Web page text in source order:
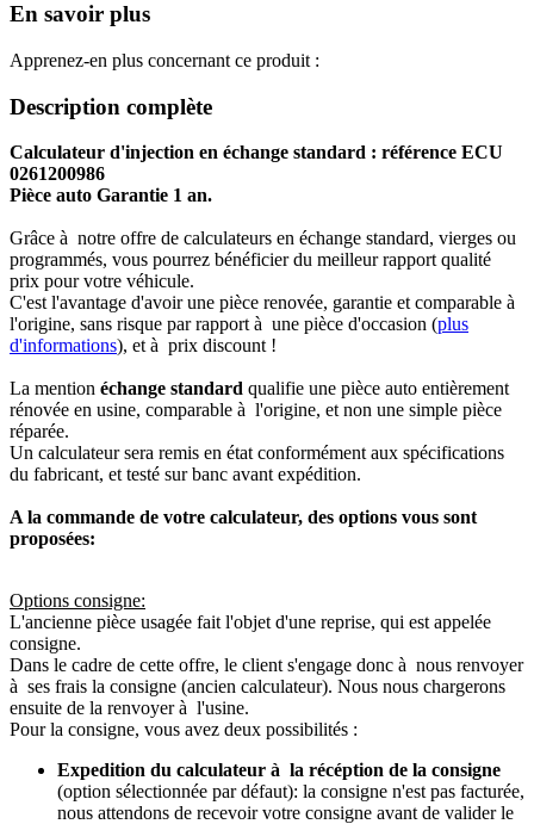
En savoir plus
Apprenez-en plus concernant ce produit :
Description complète
Calculateur d'injection en échange standard : référence ECU
0261200986
Pièce auto Garantie 1 an.
Grâce à notre offre de calculateurs en échange standard, vierges ou
programmés, vous pourrez bénéficier du meilleur rapport qualité
prix pour votre véhicule.
C'est l'avantage d'avoir une pièce renovée, garantie et comparable à
l'origine, sans risque par rapport à une pièce d'occasion (plus
d'informations), et à prix discount !
La mention échange standard qualifie une pièce auto entièrement
rénovée en usine, comparable à l'origine, et non une simple pièce
réparée.
Un calculateur sera remis en état conformément aux spécifications
du fabricant, et testé sur banc avant expédition.
A la commande de votre calculateur, des options vous sont
proposées:
Options consigne:
L'ancienne pièce usagée fait l'objet d'une reprise, qui est appelée
consigne.
Dans le cadre de cette offre, le client s'engage donc à nous renvoyer
à ses frais la consigne (ancien calculateur). Nous nous chargerons
ensuite de la renvoyer à l'usine.
Pour la consigne, vous avez deux possibilités :
Expedition du calculateur à la récéption de la consigne
(option sélectionnée par défaut): la consigne n'est pas facturée,
nous attendons de recevoir votre consigne avant de valider le